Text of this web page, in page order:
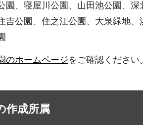
、寝屋川公園、山田池公園、深
公園、住之江公園、大泉緑地、
のホームページをご確認ください。
作成所属